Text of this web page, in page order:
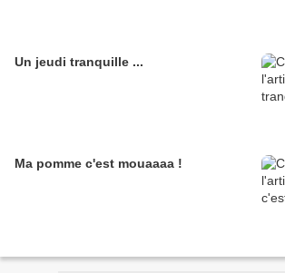
Un jeudi tranquille ...
Ma pomme c'est mouaaaa !